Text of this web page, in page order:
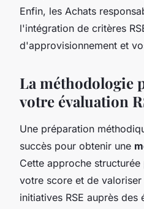
Enfin, les Achats
l'intégration de critères
d'approvisionnement et
La méthodologie
votre évaluation
Une préparation
succès pour obtenir une
Cette approche
votre score et de
initiatives RSE auprès des